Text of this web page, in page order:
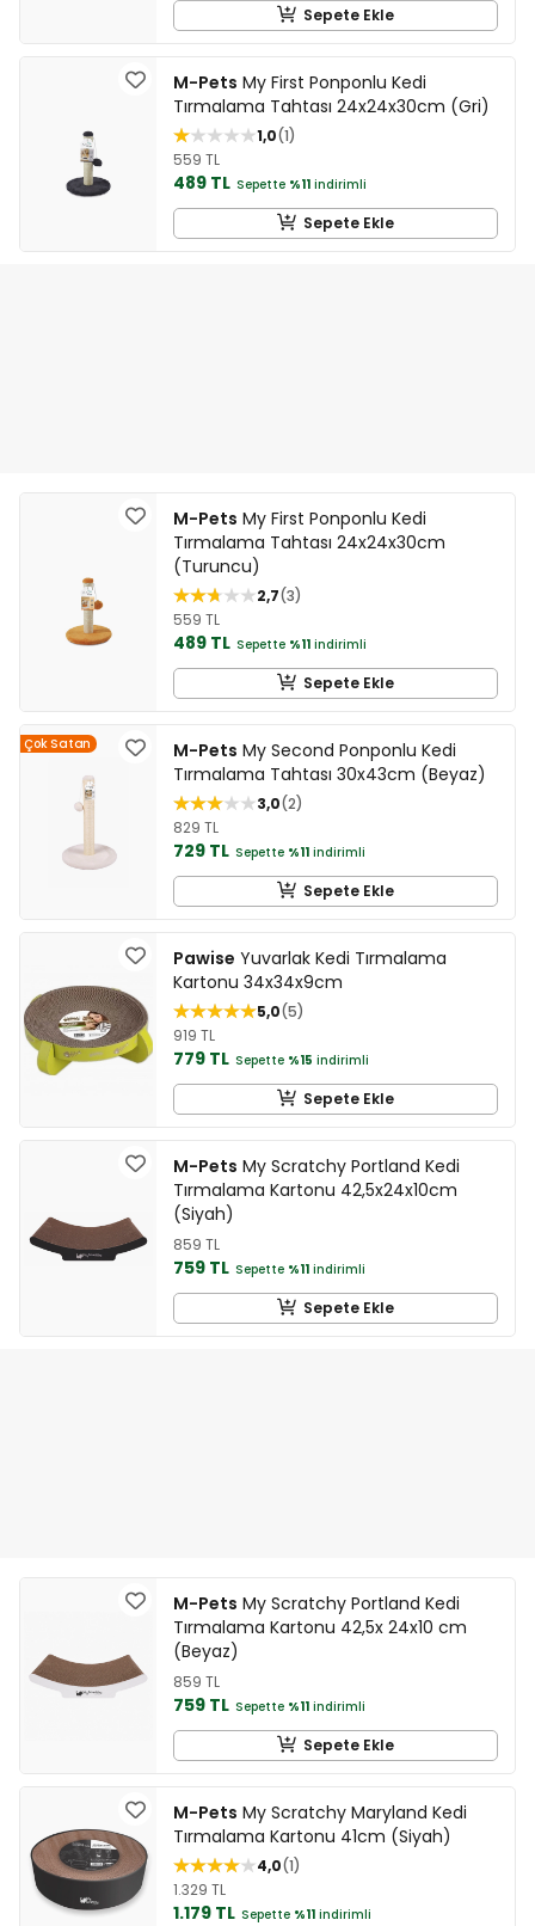
Sepete Ekle
M-Pets My First Ponponlu Kedi
Tırmalama Tahtası 24x24x30cm (Gri)
1,0 1
559 TL
489 TL Sepette %11 indirimli
Sepete Ekle
M-Pets My First Ponponlu Kedi
Tırmalama Tahtası 24x24x30cm
(Turuncu)
2,7 3
559 TL
489 TL Sepette %11 indirimli
Sepete Ekle
Çok Satan M-Pets My Second Ponponlu Kedi
Tırmalama Tahtası 30x43cm (Beyaz)
3,0 2
829 TL
729 TL Sepette %11 indirimli
Sepete Ekle
Pawise Yuvarlak Kedi Tırmalama
Kartonu 34x34x9cm
5,0 5
919 TL
779 TL Sepette %15 indirimli
Sepete Ekle
M-Pets My Scratchy Portland Kedi
Tırmalama Kartonu 42,5x24x10cm
(Siyah)
859 TL
759 TL Sepette %11 indirimli
Sepete Ekle
M-Pets My Scratchy Portland Kedi
Tırmalama Kartonu 42,5x 24x10 cm
(Beyaz)
859 TL
759 TL Sepette %11 indirimli
Sepete Ekle
M-Pets My Scratchy Maryland Kedi
Tırmalama Kartonu 41cm (Siyah)
4,0 1
1.329 TL
1.179 TL Sepette %11 indirimli